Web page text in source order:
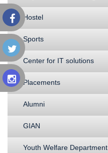
Hostel
Sports
Center for IT solutions
Placements
Alumni
GIAN
Youth Welfare Department